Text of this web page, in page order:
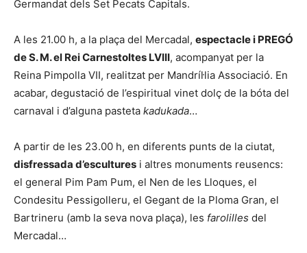
Germandat dels Set Pecats Capitals.
A les 21.00 h, a la plaça del Mercadal, espectacle i PREGÓ
de S. M. el Rei Carnestoltes LVIII, acompanyat per la
Reina Pimpolla VII, realitzat per Mandríl·lia Associació. En
acabar, degustació de l’espiritual vinet dolç de la bóta del
carnaval i d’alguna pasteta kadukada…
A partir de les 23.00 h, en diferents punts de la ciutat,
disfressada d’escultures i altres monuments reusencs:
el general Pim Pam Pum, el Nen de les Lloques, el
Condesitu Pessigolleru, el Gegant de la Ploma Gran, el
Bartrineru (amb la seva nova plaça), les farolilles del
Mercadal…